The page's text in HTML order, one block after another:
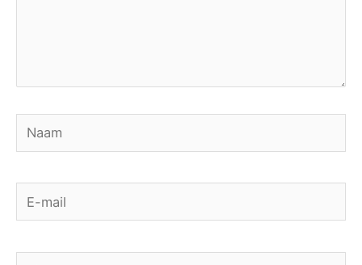
Naam
E-
mail